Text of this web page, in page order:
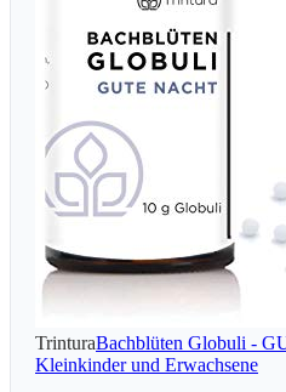
TrinturaBachblüten Globuli -
Kleinkinder und Erwachsene